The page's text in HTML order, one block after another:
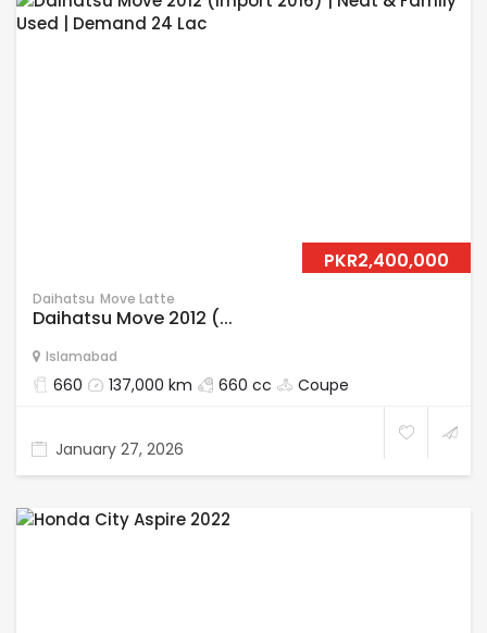
PKR2,400,000
Daihatsu Move Latte
Daihatsu Move 2012 (...
Islamabad
660 137,000 km 660 cc Coupe
January 27, 2026